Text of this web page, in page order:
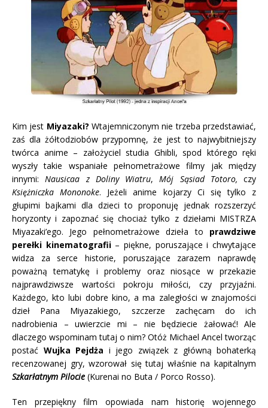
Kim jest Miyazaki? Wtajemniczonym nie trzeba przedstawiać,
zaś dla żółtodziobów przypomnę, że jest to najwybitniejszy
twórca anime – założyciel studia Ghibli, spod którego ręki
wyszły takie wspaniałe pełnometrażowe filmy jak między
innymi:Nausicaa z Doliny Wiatru,Mój Sąsiad Totoro, czy
Księżniczka Mononoke. Jeżeli anime kojarzy Ci się tylko z
głupimi bajkami dla dzieci to proponuję jednak rozszerzyć
horyzonty i zapoznać się chociaż tylko z dziełami MISTRZA
Miyazaki’ego. Jego pełnometrażowe dzieła to prawdziwe
perełki kinematografii– piękne, poruszające i chwytające
widza za serce historie, poruszające zarazem naprawdę
poważną tematykę i problemy oraz niosące w przekazie
najprawdziwsze wartości pokroju miłości, czy przyjaźni.
Każdego, kto lubi dobre kino, a ma zaległości w znajomości
dzieł Pana Miyazakiego, szczerze zachęcam do ich
nadrobienia – uwierzcie mi – nie będziecie żałować! Ale
dlaczego wspominam tutaj o nim? Otóż Michael Ancel tworząc
postać Wujka Pejdża i jego związek z główną bohaterką
recenzowanej gry, wzorował się tutaj właśnie na kapitalnym
Szkarłatnym Pilocie (Kurenai no Buta / Porco Rosso).
Ten przepiękny film opowiada nam historię wojennego